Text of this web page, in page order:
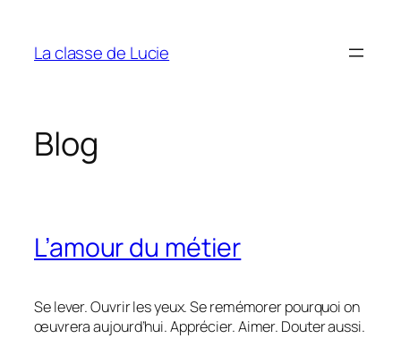
contenu
La classe de Lucie
Blog
L’amour du métier
Se lever. Ouvrir les yeux. Se remémorer pourquoi on
œuvrera aujourd’hui. Apprécier. Aimer. Douter aussi.